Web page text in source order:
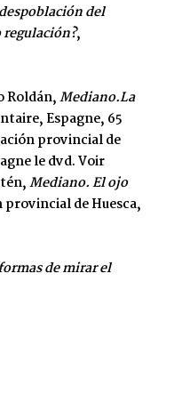
del
,
Roldán,Mediano.La
Espagne, 65
provincial de
le dvd. Voir
Mediano. El ojo
de Huesca,
de mirar el